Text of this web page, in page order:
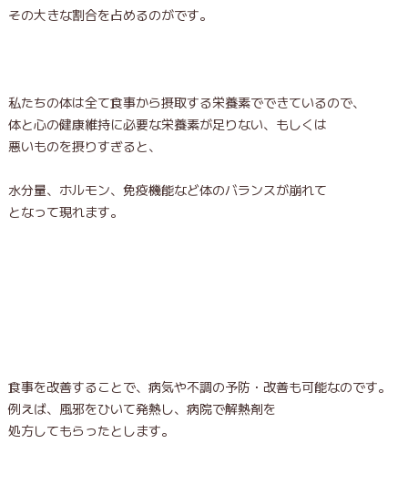
その大きな割合を占めるのがです。
私たちの体は全て食事から摂取する栄養素でできているので、
体と心の健康維持に必要な栄養素が足りない、もしくは
悪いものを摂りすぎると、
水分量、ホルモン、免疫機能など体のバランスが崩れて
となって現れます。
食事を改善することで、病気や不調の予防・改善も可能なのです。
例えば、風邪をひいて発熱し、病院で解熱剤を
処方してもらったとします。